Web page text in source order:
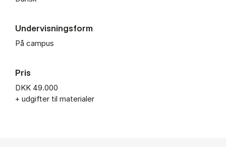
Undervisningsform
På campus
Pris
DKK 49.000
+ udgifter til materialer